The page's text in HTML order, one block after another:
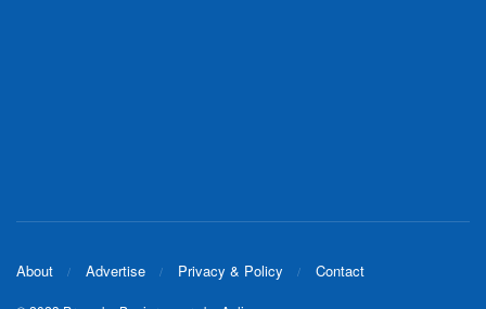
About Advertise Privacy & Policy Contact